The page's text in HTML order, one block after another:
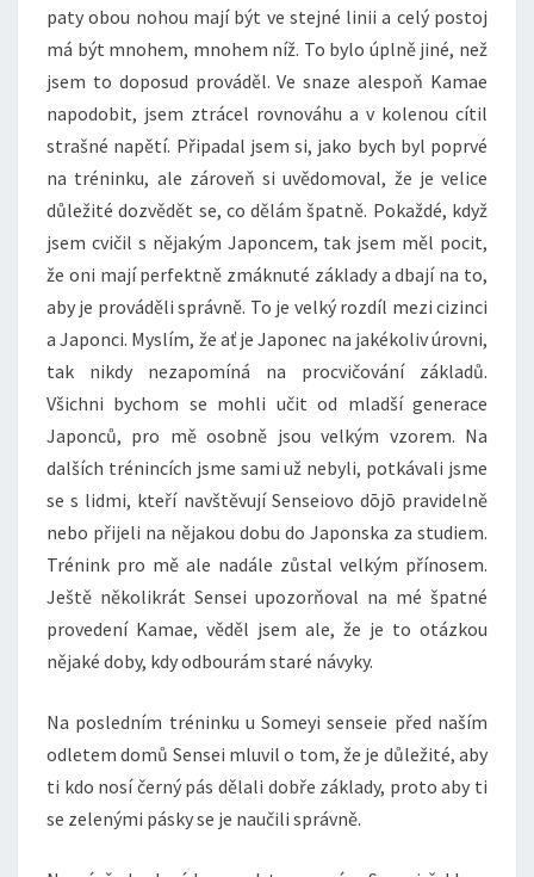
paty obou nohou mají být ve stejné linii a celý postoj
má být mnohem, mnohem níž. To bylo úplně jiné, než
jsem to doposud prováděl. Ve snaze alespoň Kamae
napodobit, jsem ztrácel rovnováhu a v kolenou cítil
strašné napětí. Připadal jsem si, jako bych byl poprvé
na tréninku, ale zároveň si uvědomoval, že je velice
důležité dozvědět se, co dělám špatně. Pokaždé, když
jsem cvičil s nějakým Japoncem, tak jsem měl pocit,
že oni mají perfektně zmáknuté základy a dbají na to,
aby je prováděli správně. To je velký rozdíl mezi cizinci
a Japonci. Myslím, že ať je Japonec na jakékoliv úrovni,
tak nikdy nezapomíná na procvičování základů.
Všichni bychom se mohli učit od mladší generace
Japonců, pro mě osobně jsou velkým vzorem. Na
dalších trénincích jsme sami už nebyli, potkávali jsme
se s lidmi, kteří navštěvují Senseiovo dōjō pravidelně
nebo přijeli na nějakou dobu do Japonska za studiem.
Trénink pro mě ale nadále zůstal velkým přínosem.
Ještě několikrát Sensei upozorňoval na mé špatné
provedení Kamae, věděl jsem ale, že je to otázkou
nějaké doby, kdy odbourám staré návyky.
Na posledním tréninku u Someyi senseie před naším
odletem domů Sensei mluvil o tom, že je důležité, aby
ti kdo nosí černý pás dělali dobře základy, proto aby ti
se zelenými pásky se je naučili správně.